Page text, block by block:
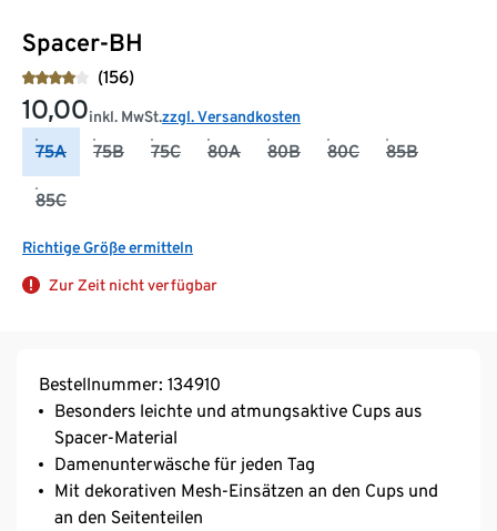
Spacer-BH
(156)
10,00inkl. MwSt.zzgl. Versandkosten
75A 75B 75C 80A 80B 80C 85B
85C
Richtige Größe ermitteln
Zur Zeit nicht verfügbar
Bestellnummer: 134910
Besonders leichte und atmungsaktive Cups aus
Spacer-Material
Damenunterwäsche für jeden Tag
Mit dekorativen Mesh-Einsätzen an den Cups und
an den Seitenteilen